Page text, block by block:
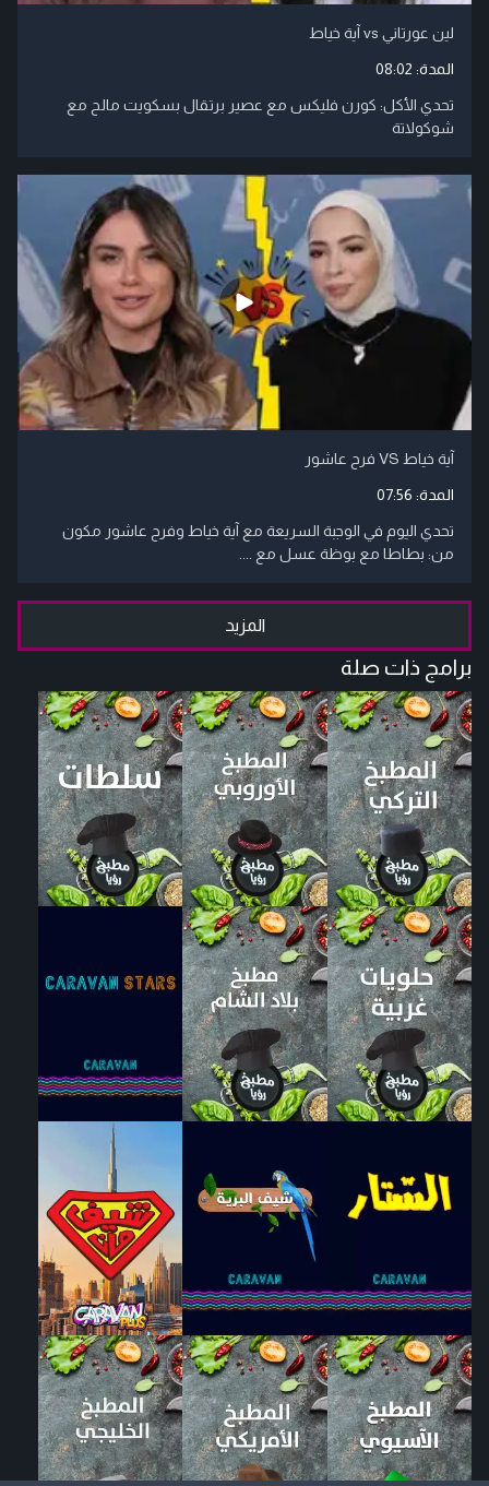
لين عورتاني vs آية خياط
المدة: 08:02
تحدي الأكل: كورن فليكس مع عصير برتقال بسكويت مالح مع
شوكولاتة
آية خياط VS فرح عاشور
المدة: 07:56
تحدي اليوم في الوجبة السريعة مع آية خياط وفرح عاشور مكون
من: بطاطا مع بوظة عسل مع ....
المزيد
برامج ذات صلة